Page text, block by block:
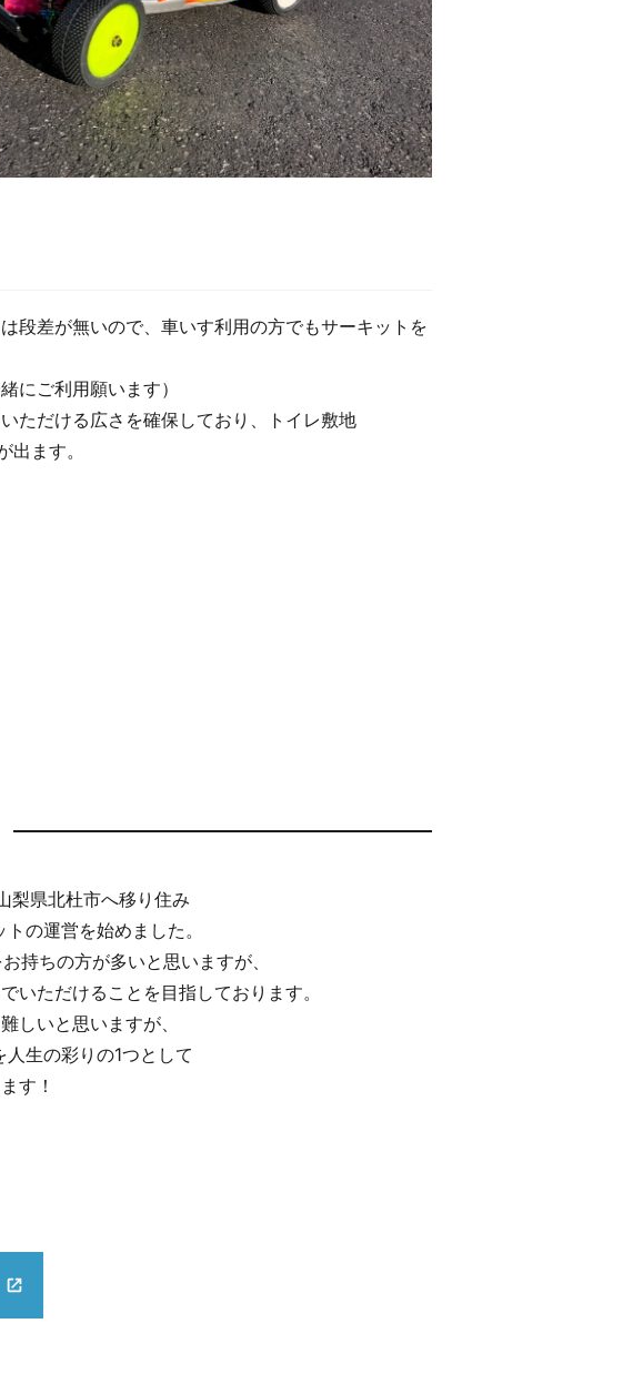
段差が無いので、車いす利用の方でもサーキットを
にご利用願います）
ただける広さを確保しており、トイレ敷地
ます。
梨県北杜市へ移り住み
の運営を始めました。
持ちの方が多いと思いますが、
いただけることを目指しております。
しいと思いますが、
生の彩りの1つとして
す！